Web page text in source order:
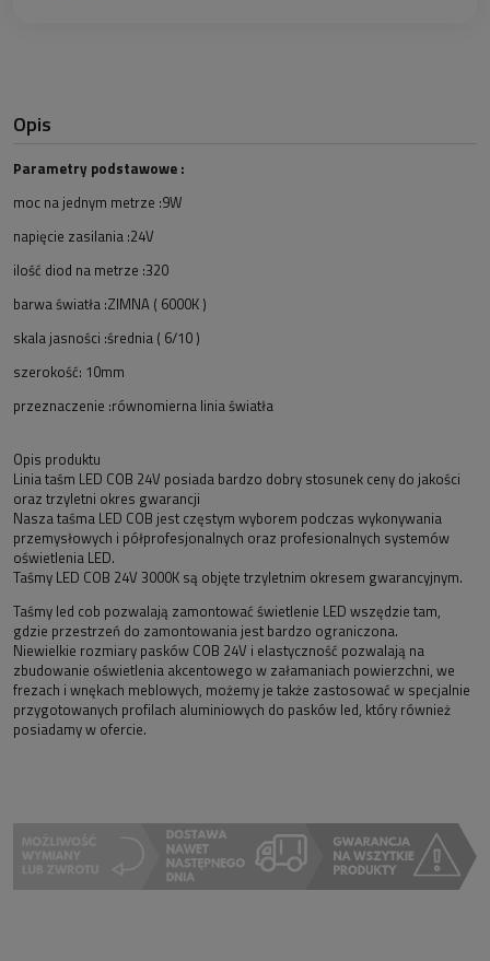
Opis
Parametry podstawowe :
moc na jednym metrze :9W
napięcie zasilania :24V
ilość diod na metrze :320
barwa światła :ZIMNA ( 6000K )
skala jasności :średnia ( 6/10 )
szerokość: 10mm
przeznaczenie :równomierna linia światła
Opis produktu
Linia taśm LED COB 24V posiada bardzo dobry stosunek ceny do jakości
oraz trzyletni okres gwarancji
Nasza taśma LED COB jest częstym wyborem podczas wykonywania
przemysłowych i półprofesjonalnych oraz profesionalnych systemów
oświetlenia LED.
Taśmy LED COB 24V 3000K są objęte trzyletnim okresem gwarancyjnym.
Taśmy led cob pozwalają zamontować świetlenie LED wszędzie tam,
gdzie przestrzeń do zamontowania jest bardzo ograniczona.
Niewielkie rozmiary pasków COB 24V i elastyczność pozwalają na
zbudowanie oświetlenia akcentowego w załamaniach powierzchni, we
frezach i wnękach meblowych, możemy je także zastosować w specjalnie
przygotowanych profilach aluminiowych do pasków led, który również
posiadamy w ofercie.